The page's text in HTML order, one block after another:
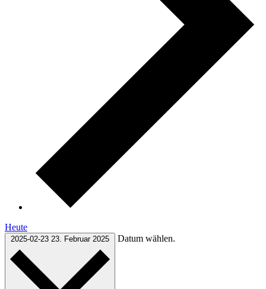
Heute
2025-02-23 23. Februar 2025 Datum wählen.